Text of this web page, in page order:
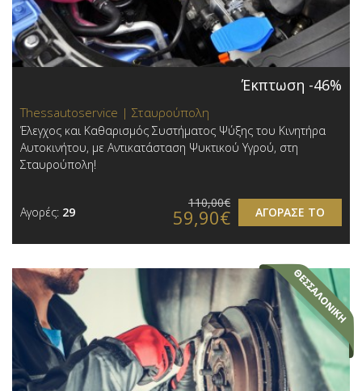
Έκπτωση -46%
Thessautoservice | Σταυρούπολη
Έλεγχος και Καθαρισμός Συστήματος Ψύξης του Κινητήρα
Αυτοκινήτου, με Αντικατάσταση Ψυκτικού Υγρού, στη
Σταυρούπολη!
Αγορές: 29 ΑΓΟΡΑΣΕ ΤΟ
110,00€
59,90€